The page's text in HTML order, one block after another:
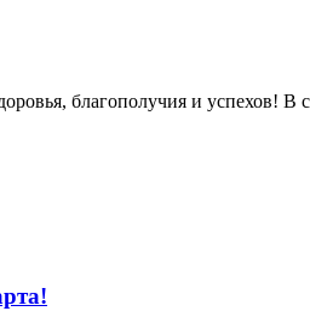
благополучия и успехов! В